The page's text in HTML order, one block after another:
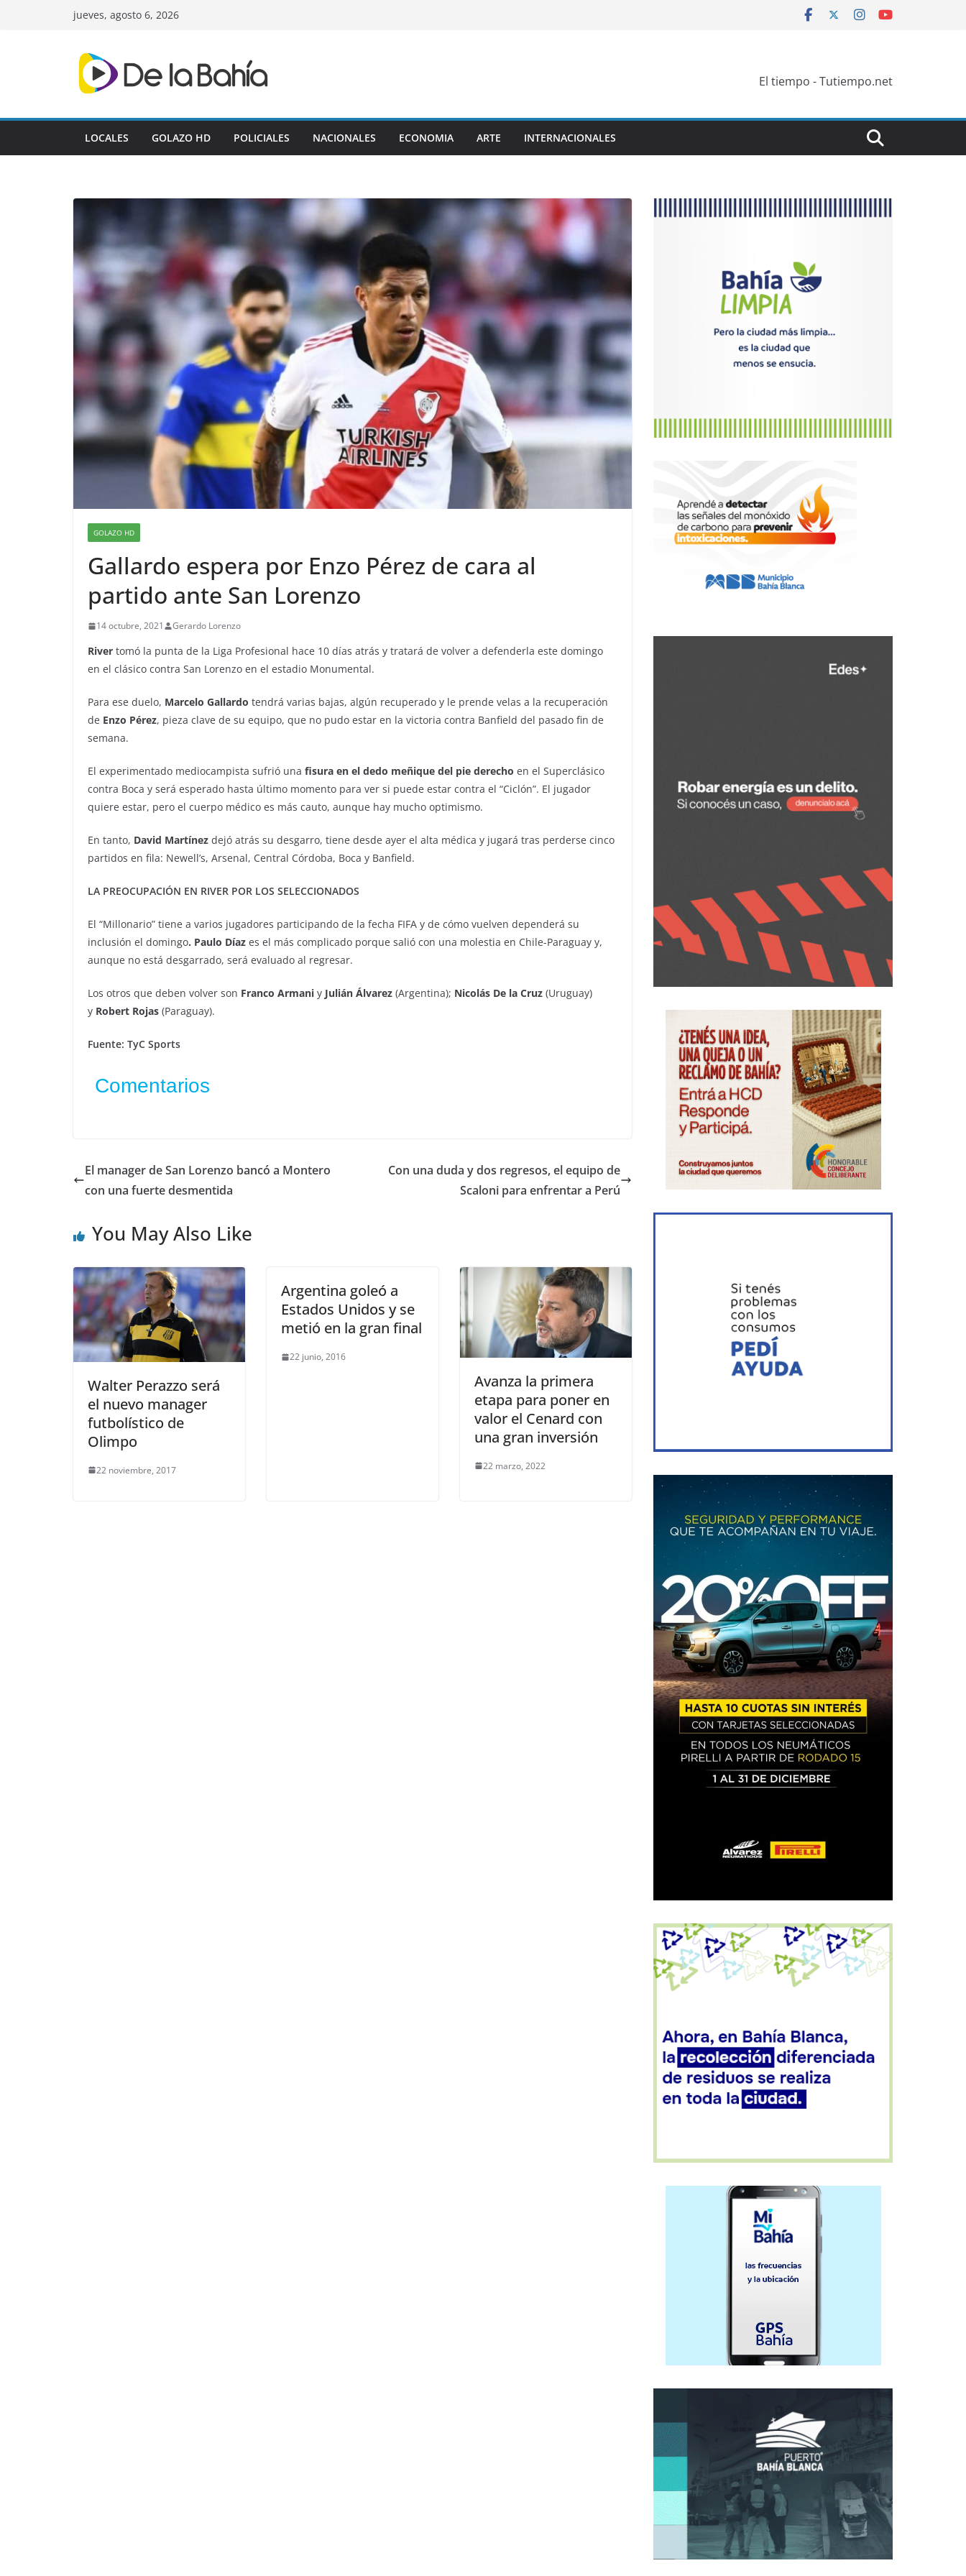
jueves, agosto 6, 2026
El tiempo - Tutiempo.net
LOCALES GOLAZO HD POLICIALES NACIONALES ECONOMIA ARTE INTERNACIONALES
GOLAZO HD
Gallardo espera por Enzo Pérez de cara al
partido ante San Lorenzo
14 octubre, 2021 Gerardo Lorenzo
River tomó la punta de la Liga Profesional hace 10 días atrás y tratará de volver a defenderla este domingo
en el clásico contra San Lorenzo en el estadio Monumental.
Para ese duelo, Marcelo Gallardo tendrá varias bajas, algún recuperado y le prende velas a la recuperación
de Enzo Pérez, pieza clave de su equipo, que no pudo estar en la victoria contra Banfield del pasado fin de
semana.
El experimentado mediocampista sufrió una fisura en el dedo meñique del pie derecho en el Superclásico
contra Boca y será esperado hasta último momento para ver si puede estar contra el “Ciclón”. El jugador
quiere estar, pero el cuerpo médico es más cauto, aunque hay mucho optimismo.
En tanto, David Martínez dejó atrás su desgarro, tiene desde ayer el alta médica y jugará tras perderse cinco
partidos en fila: Newell’s, Arsenal, Central Córdoba, Boca y Banfield.
LA PREOCUPACIÓN EN RIVER POR LOS SELECCIONADOS
El “Millonario” tiene a varios jugadores participando de la fecha FIFA y de cómo vuelven dependerá su
inclusión el domingo. Paulo Díaz es el más complicado porque salió con una molestia en Chile-Paraguay y,
aunque no está desgarrado, será evaluado al regresar.
Los otros que deben volver son Franco Armani y Julián Álvarez (Argentina); Nicolás De la Cruz (Uruguay)
y Robert Rojas (Paraguay).
Fuente: TyC Sports
Comentarios
El manager de San Lorenzo bancó a Montero
con una fuerte desmentida
Con una duda y dos regresos, el equipo de
Scaloni para enfrentar a Perú
You May Also Like
Walter Perazzo será
el nuevo manager
futbolístico de
Olimpo
22 noviembre, 2017
Argentina goleó a
Estados Unidos y se
metió en la gran final
22 junio, 2016
Avanza la primera
etapa para poner en
valor el Cenard con
una gran inversión
22 marzo, 2022